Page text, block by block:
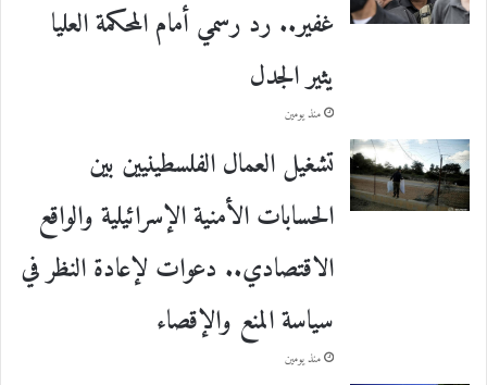
غفير.. رد رسمي أمام المحكمة العليا
يثير الجدل
منذ يومين
تشغيل العمال الفلسطينيين بين
الحسابات الأمنية الإسرائيلية والواقع
الاقتصادي.. دعوات لإعادة النظر في
سياسة المنع والإقصاء
منذ يومين